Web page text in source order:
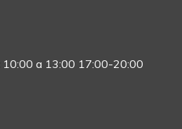
10:00 a 13:00 17:00-20:00